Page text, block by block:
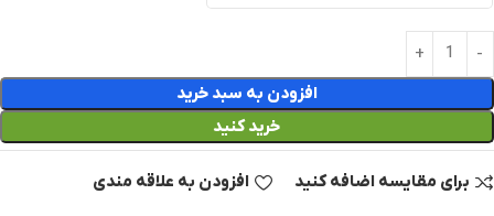
افزودن به سبد خرید
خرید کنید
برای مقایسه اضافه کنید افزودن به علاقه مندی